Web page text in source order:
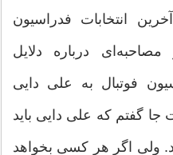
انتخابات فدراسیون
درباره دلایل
فوتبال به علی دایی
گفتم که علی دایی باید
ولی اگر هر کسی بخواهد